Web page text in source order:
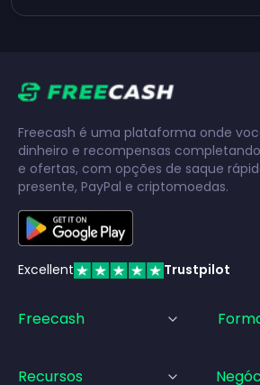
Freecash é uma plataforma onde
dinheiro e recompensas
e ofertas, com opções de saque
presente, PayPal e criptomoedas.
Excellent Trustpilot
Freecash
Recursos